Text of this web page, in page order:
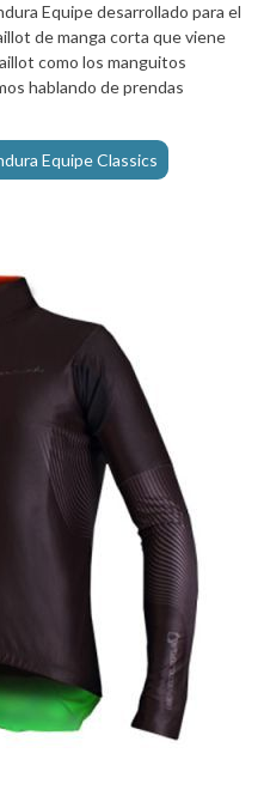
Equipe desarrollado para el
de manga corta que viene
como los manguitos
hablando de prendas
Equipe Classics